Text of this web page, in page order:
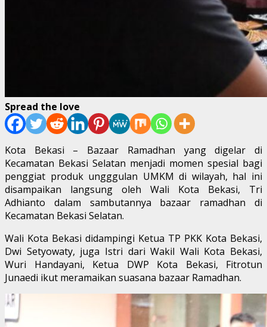
Spread the love
Kota Bekasi – Bazaar Ramadhan yang digelar di
Kecamatan Bekasi Selatan menjadi momen spesial bagi
penggiat produk ungggulan UMKM di wilayah, hal ini
disampaikan langsung oleh Wali Kota Bekasi, Tri
Adhianto dalam sambutannya bazaar ramadhan di
Kecamatan Bekasi Selatan.
Wali Kota Bekasi didampingi Ketua TP PKK Kota Bekasi,
Dwi Setyowaty, juga Istri dari Wakil Wali Kota Bekasi,
Wuri Handayani, Ketua DWP Kota Bekasi, Fitrotun
Junaedi ikut meramaikan suasana bazaar Ramadhan.